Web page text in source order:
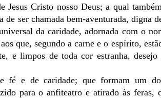
Jesus Cristo nosso Deus; a qual
ser chamada bem-aventurada, digna
da caridade, adornada com o
que, segundo a carne e o espírito,
e limpos de toda cor estranha, desejo
fé e de caridade; que formam um
para o anfiteatro e atirado às feras,